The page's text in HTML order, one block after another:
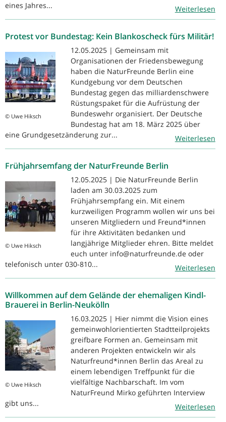
eines Jahres...
Weiterlesen
Protest vor Bundestag: Kein Blankoscheck fürs Militär!
© Uwe Hiksch
12.05.2025 | Gemeinsam mit
Organisationen der Friedensbewegung
haben die NaturFreunde Berlin eine
Kundgebung vor dem Deutschen
Bundestag gegen das milliardenschwere
Rüstungspaket für die Aufrüstung der
Bundeswehr organisiert. Der Deutsche
Bundestag hat am 18. März 2025 über
eine Grundgesetzänderung zur...
Weiterlesen
Frühjahrsemfang der NaturFreunde Berlin
© Uwe Hiksch
12.05.2025 | Die NaturFreunde Berlin
laden am 30.03.2025 zum
Frühjahrsempfang ein. Mit einem
kurzweiligen Programm wollen wir uns bei
unseren Mitgliedern und Freund*innen
für ihre Aktivitäten bedanken und
langjährige Mitglieder ehren. Bitte meldet
euch unter info@naturfreunde.de oder
telefonisch unter 030-810...
Weiterlesen
Willkommen auf dem Gelände der ehemaligen Kindl-
Brauerei in Berlin-Neukölln
© Uwe Hiksch
16.03.2025 | Hier nimmt die Vision eines
gemeinwohlorientierten Stadtteilprojekts
greifbare Formen an. Gemeinsam mit
anderen Projekten entwickeln wir als
Naturfreund*innen Berlin das Areal zu
einem lebendigen Treffpunkt für die
vielfältige Nachbarschaft. Im vom
NaturFreund Mirko geführten Interview
gibt uns...
Weiterlesen